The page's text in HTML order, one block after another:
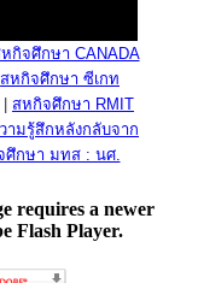
กิจศึกษา CANADA
สหกิจศึกษา ซีเกท
สหกิจศึกษา RMIT
มรู้สึกหลังกลับจาก
ศึกษา มทส : นศ.
requires a newer
Flash Player.